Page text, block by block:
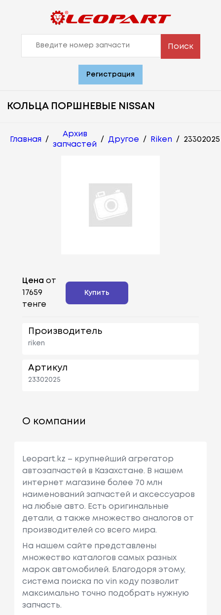
Поиск
Регистрация
КОЛЬЦА ПОРШНЕВЫЕ NISSAN
Главная /
Архив
запчастей
/ Другое / Riken / 23302025
Цена от
17659
тенге
Купить
Производитель
riken
Артикул
23302025
О компании
Leopart.kz – крупнейший агрегатор
автозапчастей в Казахстане. В нашем
интернет магазине более 70 млн
наименований запчастей и аксессуаров
на любые авто. Есть оригинальные
детали, а также множество аналогов от
производителей со всего мира.
На нашем сайте представлены
множество каталогов самых разных
марок автомобилей. Благодоря этому,
система поиска по vin коду позволит
максимально точно подобрать нужную
запчасть.